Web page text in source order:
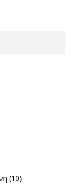
filter
(10)